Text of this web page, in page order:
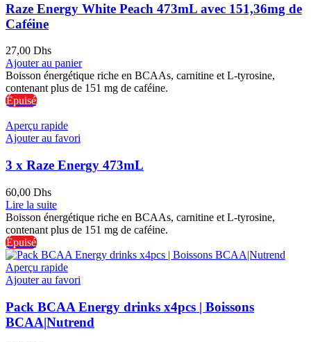
Raze Energy White Peach 473mL avec 151,36mg de
Caféine
27,00 Dhs
Ajouter au panier
Boisson énergétique riche en BCAAs, carnitine et L-tyrosine,
contenant plus de 151 mg de caféine.
Épuisé
Aperçu rapide
Ajouter au favori
3 x Raze Energy 473mL
60,00 Dhs
Lire la suite
Boisson énergétique riche en BCAAs, carnitine et L-tyrosine,
contenant plus de 151 mg de caféine.
Épuisé
Aperçu rapide
Ajouter au favori
Pack BCAA Energy drinks x4pcs | Boissons
BCAA|Nutrend